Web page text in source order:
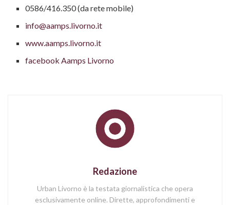
0586/416.350 (da rete mobile)
info@aamps.livorno.it
www.aamps.livorno.it
facebook Aamps Livorno
Redazione
Urban Livorno è la testata giornalistica che opera
esclusivamente online. Dirette, approfondimenti e